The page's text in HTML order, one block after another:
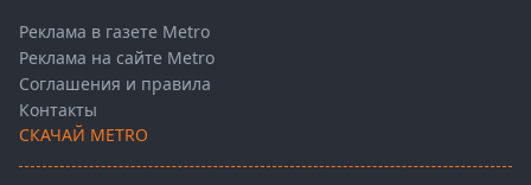
Реклама в газете Metro
Реклама на сайте Metro
Соглашения и правила
Контакты
СКАЧАЙ METRO